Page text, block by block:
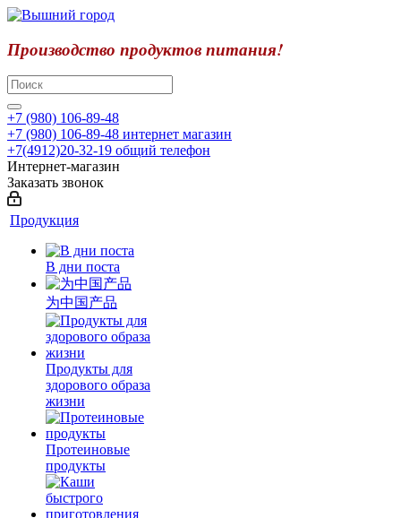
Производство продуктов питания!
+7 (980) 106-89-48
+7 (980) 106-89-48 интернет магазин
+7(4912)20-32-19 общий телефон
Интернет-магазин
Заказать звонок
Продукция
В дни поста
为中国产品
Продукты для
здорового образа
жизни
Протеиновые
продукты